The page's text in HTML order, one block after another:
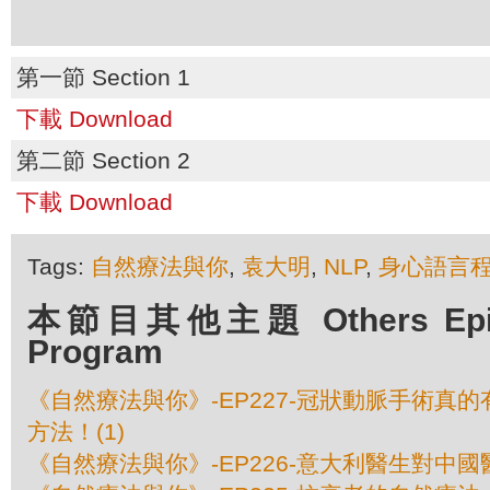
第一節 Section 1
下載 Download
第二節 Section 2
下載 Download
Tags: 自然療法與你, 袁大明 , NLP, 身心語言
本節目其他主題 Others
Program
《自然療法與你》-EP227-冠狀動脈手術真
方法！(1)
《自然療法與你》-EP226-意大利醫生對中國